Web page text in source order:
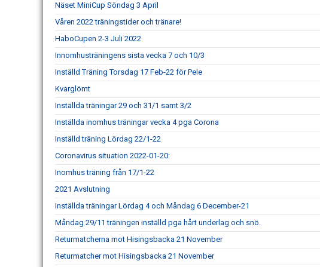
Näset MiniCup Söndag 3 April
Våren 2022 träningstider och tränare!
HaboCupen 2-3 Juli 2022
Innomhusträningens sista vecka 7 och 10/3
Inställd Träning Torsdag 17 Feb-22 för Pele
Kvarglömt
Inställda träningar 29 och 31/1 samt 3/2
Inställda inomhus träningar vecka 4 pga Corona
Inställd träning Lördag 22/1-22
Coronavirus situation 2022-01-20:
Inomhus träning från 17/1-22
2021 Avslutning
Inställda träningar Lördag 4 och Måndag 6 December-21
Måndag 29/11 träningen inställd pga hårt underlag och snö.
Returmatcherna mot Hisingsbacka 21 November
Returmatcher mot Hisingsbacka 21 November